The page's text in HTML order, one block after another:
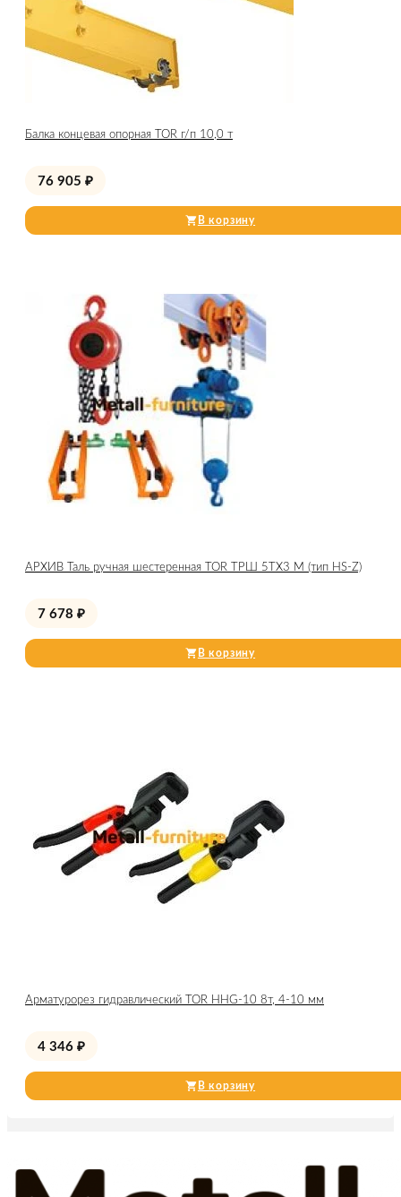
Балка концевая опорная TOR г/п 10,0 т
76 905 ₽
В корзину
АРХИВ Таль ручная шестеренная TOR ТРШ 5ТХ3 М (тип HS-Z)
7 678 ₽
В корзину
Арматурорез гидравлический TOR HHG-10 8т, 4-10 мм
4 346 ₽
В корзину